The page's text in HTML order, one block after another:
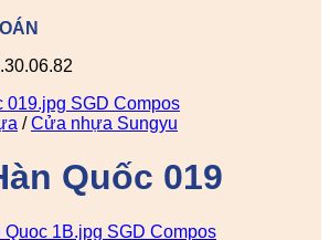
/ Cửa nhựa Sungyu
Quốc 019